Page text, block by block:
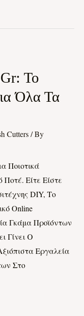
Το
Όλα Τα
Cutters/ By
Ποιοτικά
Ποτέ. Είτε Είστε
DIY, Το
Online
Γκάμα Προϊόντων
Γίνει Ο
Εργαλεία
Στο